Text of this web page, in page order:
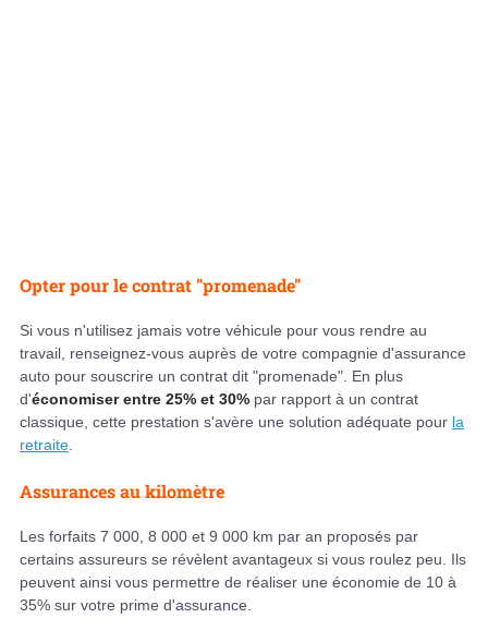
Opter pour le contrat "promenade"
Si vous n'utilisez jamais votre véhicule pour vous rendre au
travail, renseignez-vous auprès de votre compagnie d'assurance
auto pour souscrire un contrat dit "promenade". En plus
d'économiser entre 25% et 30% par rapport à un contrat
classique, cette prestation s'avère une solution adéquate pour la
retraite
Assurances au kilomètre
Les forfaits 7 000, 8 000 et 9 000 km par an proposés par
certains assureurs se révèlent avantageux si vous roulez peu. Ils
peuvent ainsi vous permettre de réaliser une économie de 10 à
35% sur votre prime d'assurance.